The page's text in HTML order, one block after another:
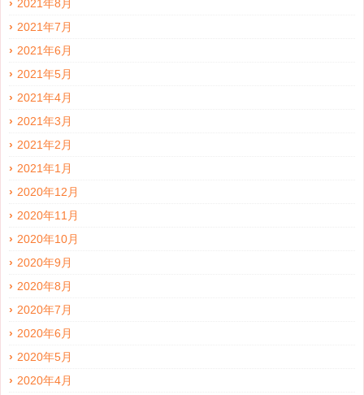
2021年8月
2021年7月
2021年6月
2021年5月
2021年4月
2021年3月
2021年2月
2021年1月
2020年12月
2020年11月
2020年10月
2020年9月
2020年8月
2020年7月
2020年6月
2020年5月
2020年4月